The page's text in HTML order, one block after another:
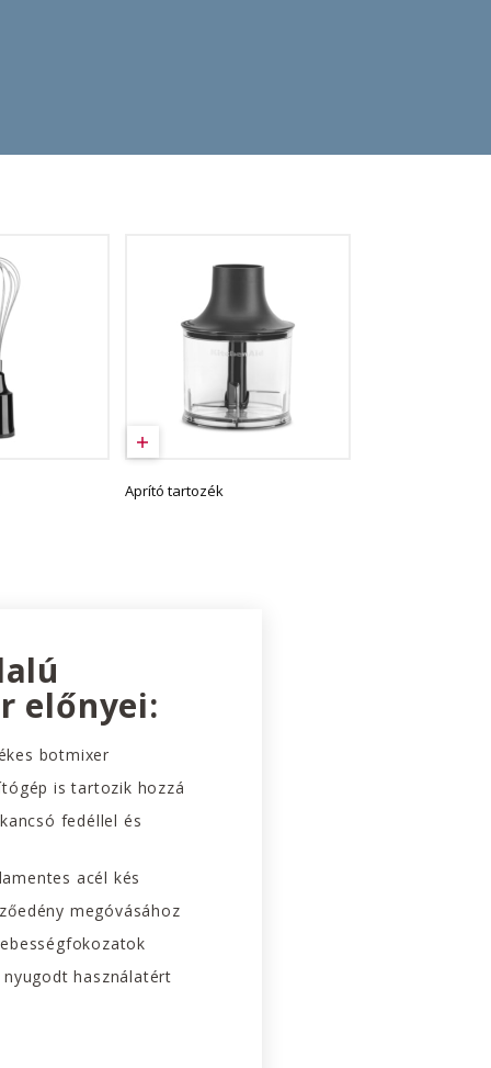
Aprító tartozék
előnyei:
botmixer
is tartozik hozzá
fedéllel és
acél kés
megóvásához
használatért